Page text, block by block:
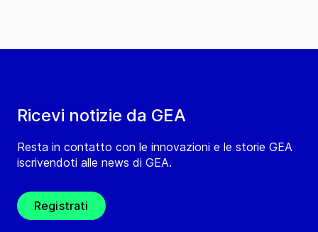
Ricevi notizie da GEA
Resta in contatto con le innovazioni e le storie GEA
iscrivendoti alle news di GEA.
Registrati